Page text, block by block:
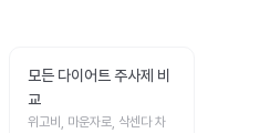
모든 다이어트 주사제 비
교
위고비, 마운자로, 삭센다 차